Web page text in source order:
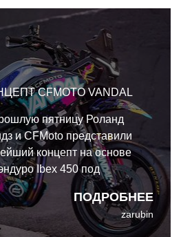
Suzuki решили полностью
платформу DR-Z
CFMOTO VANDAL
ПОДРОБНЕЕ
пятницу Роланд
и CFMoto представили
концепт на основе
Ibex 450 под
Vandal 450. Концепт
стремится подчеркнуть
возможности 450-й
zarubin